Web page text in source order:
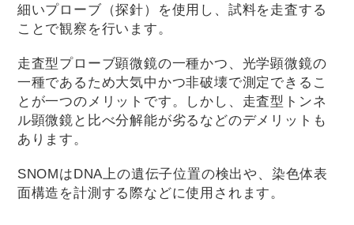
細いプローブ（探針）を使用し、試料を走査する
ことで観察を行います。
走査型プローブ顕微鏡の一種かつ、光学顕微鏡の
一種であるため大気中かつ非破壊で測定できるこ
とが一つのメリットです。しかし、走査型トンネ
ル顕微鏡と比べ分解能が劣るなどのデメリットも
あります。
SNOMはDNA上の遺伝子位置の検出や、染色体表
面構造を計測する際などに使用されます。